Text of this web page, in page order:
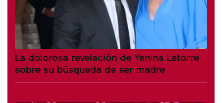
La dolorosa revelación de Yanina Latorre
sobre su búsqueda de ser madre